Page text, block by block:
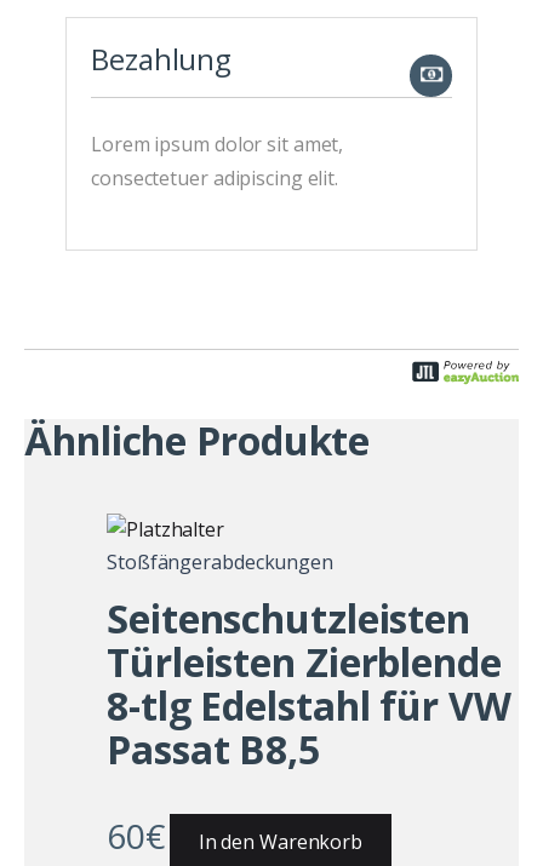
Bezahlung
Lorem ipsum dolor sit amet,
consectetuer adipiscing elit.
Ähnliche Produkte
Stoßfängerabdeckungen
Seitenschutzleisten
Türleisten Zierblende
8-tlg Edelstahl für VW
Passat B8,5
60€
In den Warenkorb